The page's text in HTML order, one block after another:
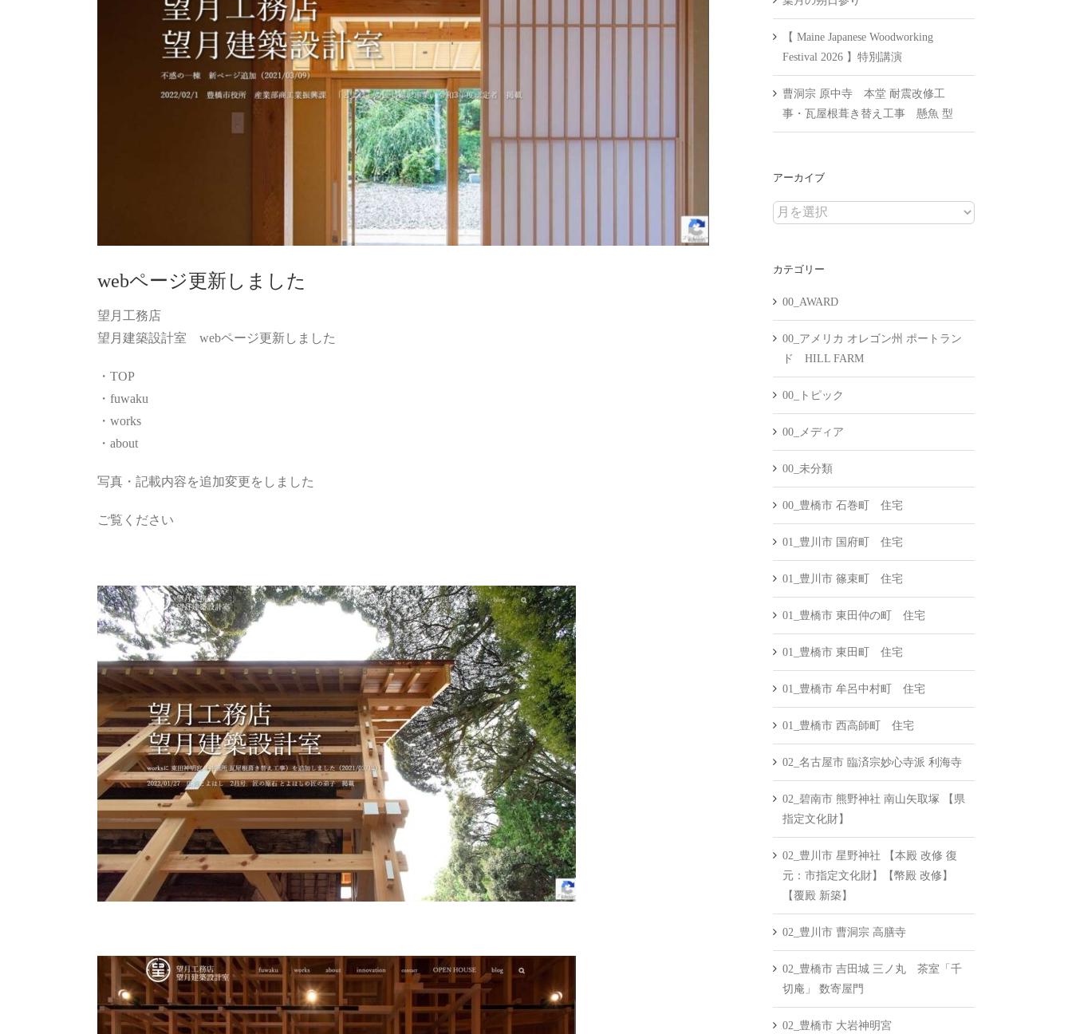
webページ更新しました
望月工務店
望月建築設計室 webページ更新しました
・TOP
・fuwaku
・works
・about
写真・記載内容を追加変更をしました
ご覧ください
【 Maine Japanese Woodworking
Festival 2026 】特別講演
曹洞宗 原中寺 本堂 耐震改修工
事・瓦屋根葺き替え工事 懸魚 型
アーカイブ
ア
イ
カテゴリー
00_AWARD
00_アメリカ オレゴン州 ポートラン
ド HILL FARM
00_トピック
00_メディア
00_未分類
00_豊橋市 石巻町 住宅
01_豊川市 国府町 住宅
01_豊川市 篠束町 住宅
01_豊橋市 東田仲の町 住宅
01_豊橋市 東田町 住宅
01_豊橋市 牟呂中村町 住宅
01_豊橋市 西高師町 住宅
02_名古屋市 臨済宗妙心寺派 利海寺
02_碧南市 熊野神社 南山矢取塚 【県
指定文化財】
02_豊川市 星野神社 【本殿 改修 復
元：市指定文化財】【幣殿 改修】
【覆殿 新築】
02_豊川市 曹洞宗 高膳寺
02_豊橋市 吉田城 三ノ丸 茶室「千
切庵」 数寄屋門
02_豊橋市 大岩神明宮